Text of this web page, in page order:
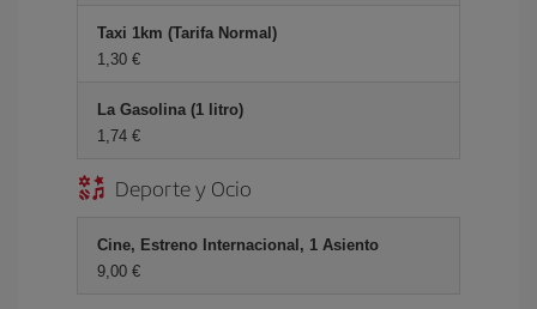
Taxi 1km (Tarifa Normal)
1,30 €
La Gasolina (1 litro)
1,74 €
Deporte y Ocio
Cine, Estreno Internacional, 1 Asiento
9,00 €